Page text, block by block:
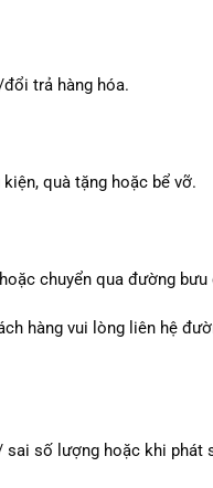
trả hàng hóa.
quà tặng hoặc bể vỡ.
chuyển qua đường bưu
hàng vui lòng liên hệ
số lượng hoặc khi phát